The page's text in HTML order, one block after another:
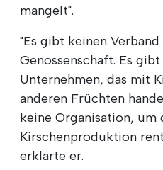
mangelt".
"Es gibt keinen
Genossenschaft. Es
Unternehmen, das mit
anderen Früchten
keine Organisation, um
Kirschenproduktion
erklärte er.